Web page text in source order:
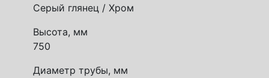
Серый глянец / Хром
Высота, мм
750
Диаметр трубы, мм